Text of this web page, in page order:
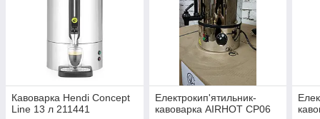
Кавоварка Hendi Concept
Line 13 л 211441
Електрокип'ятильник-
кавоварка AIRHOT CP06